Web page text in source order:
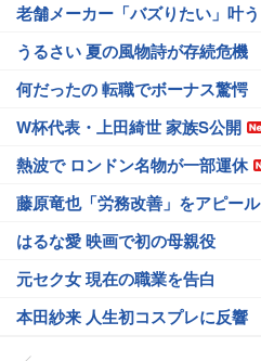
老舗メーカー「バズりたい」叶う
うるさい 夏の風物詩が存続危機
何だったの 転職でボーナス驚愕
W杯代表・上田綺世 家族S公開
熱波で ロンドン名物が一部運休
藤原竜也「労務改善」をアピール
はるな愛 映画で初の母親役
元セク女 現在の職業を告白
本田紗来 人生初コスプレに反響